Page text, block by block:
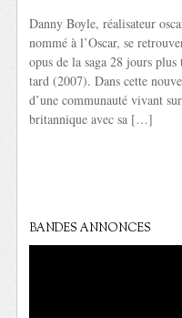
Danny Boyle, réalisateur
nommé à l’Oscar, se
opus de la saga 28 jours
tard (2007). Dans cette
d’une communauté vivant
britannique avec sa […]
BANDES ANNONCES